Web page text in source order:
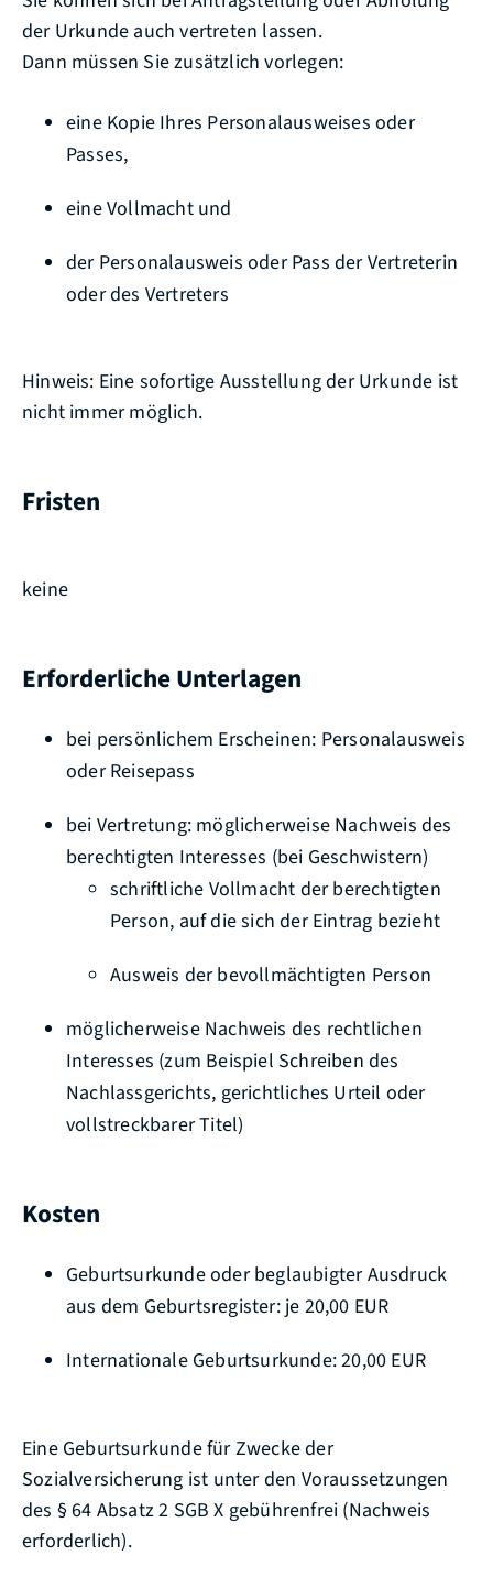
der Urkunde auch vertreten lassen.
Dann müssen Sie zusätzlich vorlegen:
eine Kopie Ihres Personalausweises oder
Passes,
eine Vollmacht und
der Personalausweis oder Pass der Vertreterin
oder des Vertreters
Hinweis: Eine sofortige Ausstellung der Urkunde ist
nicht immer möglich.
Fristen
keine
Erforderliche Unterlagen
bei persönlichem Erscheinen: Personalausweis
oder Reisepass
bei Vertretung: möglicherweise Nachweis des
berechtigten Interesses (bei Geschwistern)
schriftliche Vollmacht der berechtigten
Person, auf die sich der Eintrag bezieht
Ausweis der bevollmächtigten Person
möglicherweise Nachweis des rechtlichen
Interesses (zum Beispiel Schreiben des
Nachlassgerichts, gerichtliches Urteil oder
vollstreckbarer Titel)
Kosten
Geburtsurkunde oder beglaubigter Ausdruck
aus dem Geburtsregister: je 20,00 EUR
Internationale Geburtsurkunde: 20,00 EUR
Eine Geburtsurkunde für Zwecke der
Sozialversicherung ist unter den Voraussetzungen
des § 64 Absatz 2 SGB X gebührenfrei (Nachweis
erforderlich).